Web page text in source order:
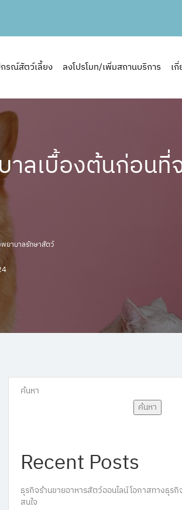
รณ์สัตว์เลี้ยง ลงโปรโมท/เพิ่มสถานบริการ เ
ลเบื้องต้นก่อนที่
พยาบาลรักษาสัตว์
ค้นหา
ค้นหา
Recent Posts
ธุรกิจร้านขายอาหารสัตว์ออนไลน์ โอกาสทางธุรกิ
สนใจ